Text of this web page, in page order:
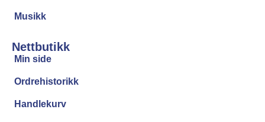
Musikk
Nettbutikk
Min side
Ordrehistorikk
Handlekurv